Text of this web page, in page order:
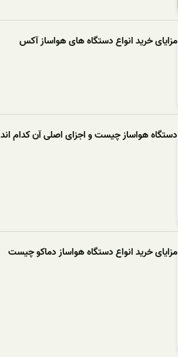
مزایای خرید انواع دستگاه های هواساز آکس
دستگاه هواساز چیست و اجزای اصلی آن کدام اند
مزایای خرید انواع دستگاه هواساز دماکو چیست